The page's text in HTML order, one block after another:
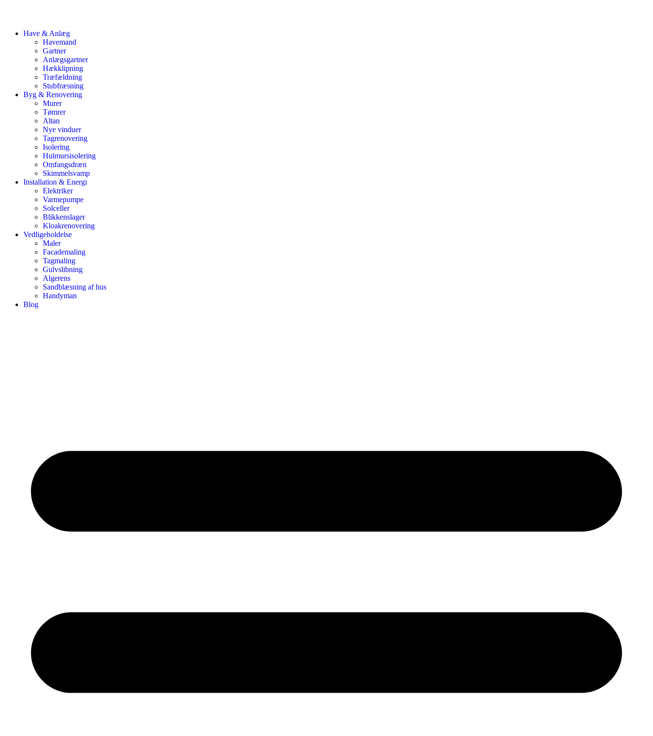
Have & Anlæg
Havemand
Gartner
Anlægsgartner
Hækklipning
Træfældning
Stubfræsning
Byg & Renovering
Murer
Tømrer
Altan
Nye vinduer
Tagrenovering
Isolering
Hulmursisolering
Omfangsdræn
Skimmelsvamp
Installation & Energi
Elektriker
Varmepumpe
Solceller
Blikkenslager
Kloakrenovering
Vedligeholdelse
Maler
Facademaling
Tagmaling
Gulvslibning
Algerens
Sandblæsning af hus
Handyman
Blog